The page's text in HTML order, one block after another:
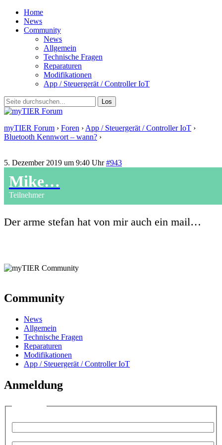
Home
News
Community
News
Allgemein
Technische Fragen
Reparaturen
Modifikationen
App / Steuergerät / Controller IoT
myTIER Forum › Foren › App / Steuergerät / Controller IoT ›
Bluetooth Kennwort – wann? ›
5. Dezember 2019 um 9:40 Uhr #943
Mike…
Teilnehmer
Der arme stefan hat von mir auch ein mail…
Community
News
Allgemein
Technische Fragen
Reparaturen
Modifikationen
App / Steuergerät / Controller IoT
Anmeldung